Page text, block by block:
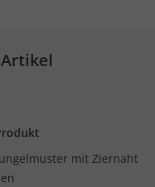
mit Ziernaht